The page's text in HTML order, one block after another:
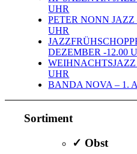
UHR
PETER NONN
UHR
DEZEMBER -12.00
WEIHNACHTSJAZZ
UHR
BANDA NOVA – 1.
Sortiment
✓ Obst